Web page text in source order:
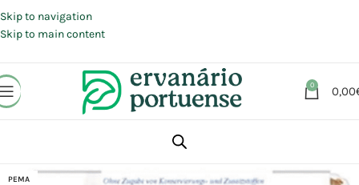
Skip to navigation
Skip to main content
0 0,00
Alimentação
PEMA